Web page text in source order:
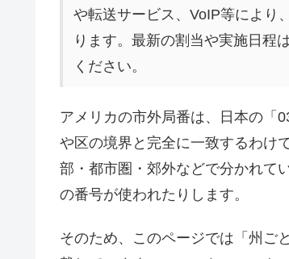
や転送サービス、VoIP等により
ります。最新の割当や実施日程
ください。
アメリカの市外局番は、日本の「
や区の境界と完全に一致するわけ
部・都市圏・郊外などで分かれて
の番号が使われたりします。
そのため、このページでは「州ご